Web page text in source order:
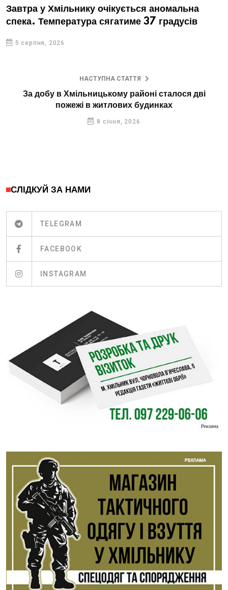
Завтра у Хмільнику очікується аномальна
спека. Температура сягатиме 37 градусів
5 серпня, 2026
НАСТУПНА СТАТТЯ
За добу в Хмільницькому районі сталося дві
пожежі в житлових будинках
8 січня, 2026
СЛІДКУЙ ЗА НАМИ
TELEGRAM
FACEBOOK
INSTAGRAM